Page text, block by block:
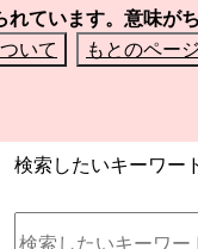
ています。意味が
いて もとのペー
検索したいキーワー